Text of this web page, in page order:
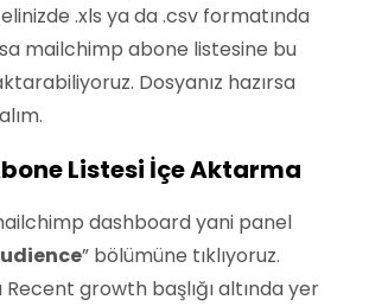
.xls ya da .csv formatında
mailchimp abone listesine bu
Dosyanız hazırsa
Listesi İçe Aktarma
dashboard yani panel
” bölümüne tıklıyoruz.
growth başlığı altında yer